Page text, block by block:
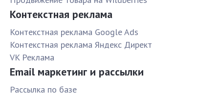
Контекстная реклама
Контекстная реклама Google Ads
Контекстная реклама Яндекс Директ
VK Реклама
Email маркетинг и рассылки
Рассылка по базе